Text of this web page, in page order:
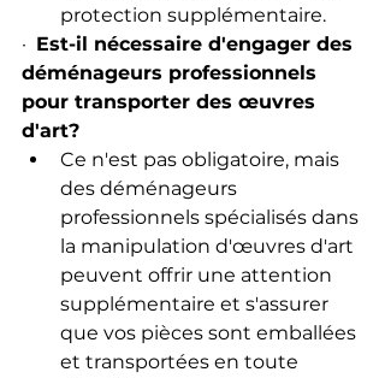
protection supplémentaire.
· Est-il nécessaire d'engager des
déménageurs professionnels
pour transporter des œuvres
d'art?
Ce n'est pas obligatoire, mais
des déménageurs
professionnels spécialisés dans
la manipulation d'œuvres d'art
peuvent offrir une attention
supplémentaire et s'assurer
que vos pièces sont emballées
et transportées en toute